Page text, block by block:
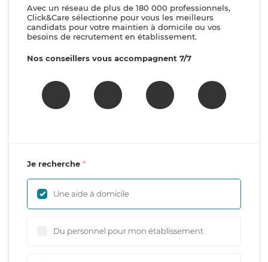
Avec un réseau de plus de 180 000 professionnels,
Click&Care sélectionne pour vous les meilleurs
candidats pour votre maintien à domicile ou vos
besoins de recrutement en établissement.
Nos conseillers vous accompagnent 7/7
Je recherche
Une aide à domicile
Du personnel pour mon établissement